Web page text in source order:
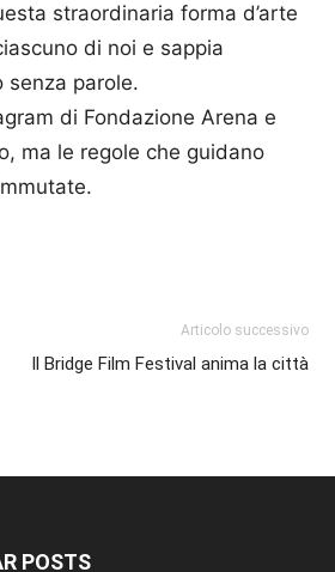
straordinaria forma d’arte
di noi e sappia
senza parole.
di Fondazione Arena e
ma le regole che guidano
Articolo successivo
Il Bridge Film Festival anima la città
POSTS